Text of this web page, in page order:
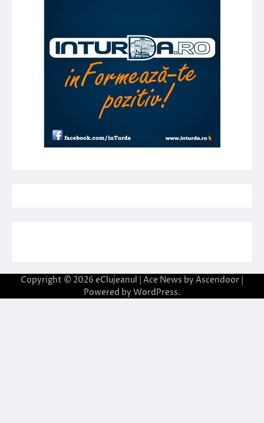
Copyright © 2026 eClujeanul | Ace News by Ascendoor
Powered by WordPress.